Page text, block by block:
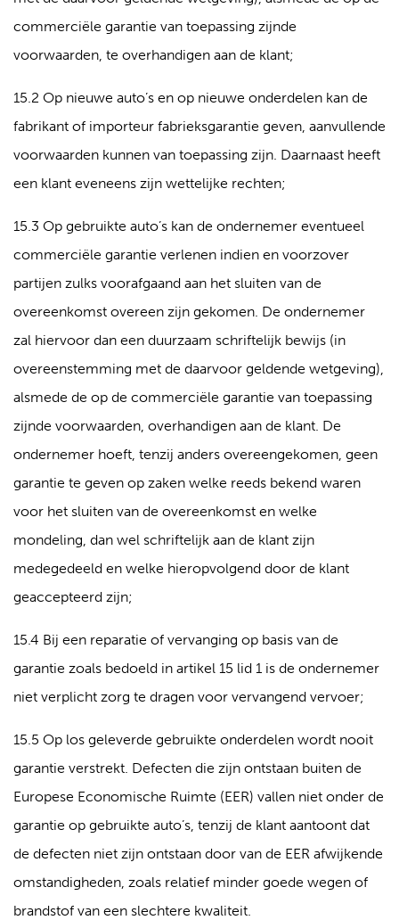
commerciële garantie van toepassing zijnde
voorwaarden, te overhandigen aan de klant;
15.2 Op nieuwe auto’s en op nieuwe onderdelen kan de
fabrikant of importeur fabrieksgarantie geven, aanvullende
voorwaarden kunnen van toepassing zijn. Daarnaast heeft
een klant eveneens zijn wettelijke rechten;
15.3 Op gebruikte auto’s kan de ondernemer eventueel
commerciële garantie verlenen indien en voorzover
partijen zulks voorafgaand aan het sluiten van de
overeenkomst overeen zijn gekomen. De ondernemer
zal hiervoor dan een duurzaam schriftelijk bewijs (in
overeenstemming met de daarvoor geldende wetgeving),
alsmede de op de commerciële garantie van toepassing
zijnde voorwaarden, overhandigen aan de klant. De
ondernemer hoeft, tenzij anders overeengekomen, geen
garantie te geven op zaken welke reeds bekend waren
voor het sluiten van de overeenkomst en welke
mondeling, dan wel schriftelijk aan de klant zijn
medegedeeld en welke hieropvolgend door de klant
geaccepteerd zijn;
15.4 Bij een reparatie of vervanging op basis van de
garantie zoals bedoeld in artikel 15 lid 1 is de ondernemer
niet verplicht zorg te dragen voor vervangend vervoer;
15.5 Op los geleverde gebruikte onderdelen wordt nooit
garantie verstrekt. Defecten die zijn ontstaan buiten de
Europese Economische Ruimte (EER) vallen niet onder de
garantie op gebruikte auto’s, tenzij de klant aantoont dat
de defecten niet zijn ontstaan door van de EER afwijkende
omstandigheden, zoals relatief minder goede wegen of
brandstof van een slechtere kwaliteit.